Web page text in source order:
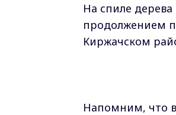
На спиле
продолжением
Киржачском
Напомним, что в